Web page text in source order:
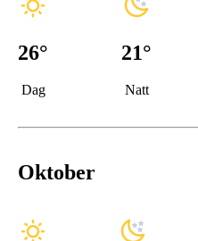
26°
Dag
21°
Natt
Oktober